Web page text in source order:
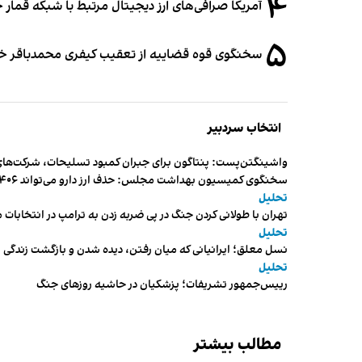
۴ آمریکا صرافی‌های ارز دیجیتال مرتبط با شبکه
۵ سخنگوی قوه قضاییه از تعقیب کیفری محمدباقر
انتخاب سردبیر
واشینگتن‌پست: پنتاگون برای جبران کمبود تسلیحات،
سخنگوی کمیسیون بهداشت مجلس: حذف ارز دارو می‌تواند ۱۴۰۶ را به «سال کشتار بیماران» تبدیل کند
تحلیل
تهران با طولانی کردن جنگ در پی ضربه زدن به ترامپ در
تحلیل
نسل معلق؛ ایرانیانی که میان رفتن، دیده شدن و بازگشت
تحلیل
رییس‌جمهور تشریفات؛ پزشکیان در حاشیه روزهای جنگ
مطالب بیشتر